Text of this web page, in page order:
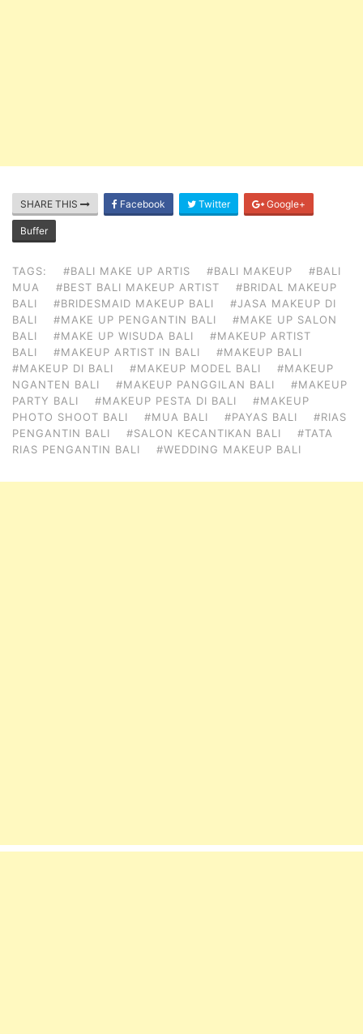
SHARE THIS Facebook Twitter Google+
Buffer
TAGS: #BALI MAKE UP ARTIS #BALI MAKEUP
#BALI
MUA
#BEST BALI MAKEUP ARTIST
#BRIDAL MAKEUP
BALI
#BRIDESMAID MAKEUP BALI
#JASA MAKEUP DI
BALI
#MAKE UP PENGANTIN BALI
#MAKE UP SALON
BALI
#MAKE UP WISUDA BALI
#MAKEUP ARTIST
BALI
#MAKEUP ARTIST IN BALI
#MAKEUP BALI
#MAKEUP DI BALI
#MAKEUP MODEL BALI
#MAKEUP
NGANTEN BALI
#MAKEUP PANGGILAN BALI
#MAKEUP
PARTY BALI
#MAKEUP PESTA DI BALI
#MAKEUP
PHOTO SHOOT BALI
#MUA BALI #PAYAS BALI
#RIAS
PENGANTIN BALI
#SALON KECANTIKAN BALI
#TATA
RIAS PENGANTIN BALI
#WEDDING MAKEUP BALI